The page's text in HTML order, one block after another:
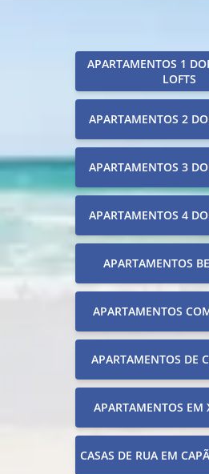
APARTAMENTOS 1
LOFTS
APARTAMENTOS 2
APARTAMENTOS 3
APARTAMENTOS 4
APARTAMENTOS
APARTAMENTOS
APARTAMENTOS DE
APARTAMENTOS EM
CASAS DE RUA EM